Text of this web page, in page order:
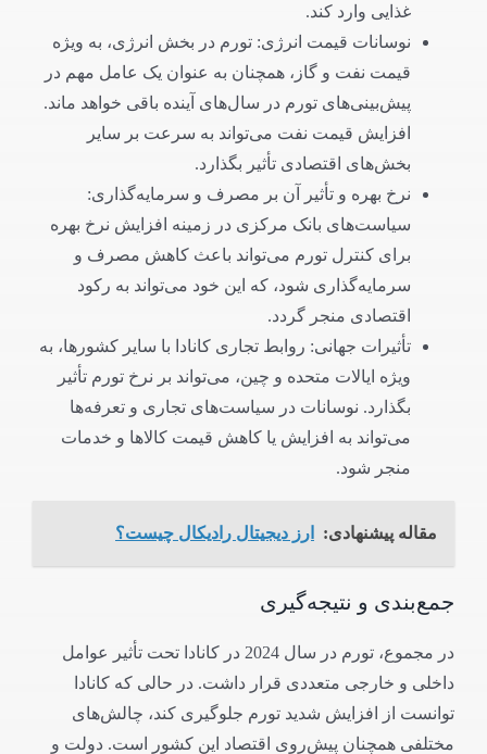
غذایی وارد کند.
نوسانات قیمت انرژی: تورم در بخش انرژی، به ویژه
قیمت نفت و گاز، همچنان به عنوان یک عامل مهم در
پیش‌بینی‌های تورم در سال‌های آینده باقی خواهد ماند.
افزایش قیمت نفت می‌تواند به سرعت بر سایر
بخش‌های اقتصادی تأثیر بگذارد.
نرخ بهره و تأثیر آن بر مصرف و سرمایه‌گذاری:
سیاست‌های بانک مرکزی در زمینه افزایش نرخ بهره
برای کنترل تورم می‌تواند باعث کاهش مصرف و
سرمایه‌گذاری شود، که این خود می‌تواند به رکود
اقتصادی منجر گردد.
تأثیرات جهانی: روابط تجاری کانادا با سایر کشورها، به
ویژه ایالات متحده و چین، می‌تواند بر نرخ تورم تأثیر
بگذارد. نوسانات در سیاست‌های تجاری و تعرفه‌ها
می‌تواند به افزایش یا کاهش قیمت کالاها و خدمات
منجر شود.
مقاله پیشنهادی: ارز دیجیتال رادیکال چیست؟
جمع‌بندی و نتیجه‌گیری
در مجموع، تورم در سال 2024 در کانادا تحت تأثیر عوامل
داخلی و خارجی متعددی قرار داشت. در حالی که کانادا
توانست از افزایش شدید تورم جلوگیری کند، چالش‌های
مختلفی همچنان پیش‌روی اقتصاد این کشور است. دولت و